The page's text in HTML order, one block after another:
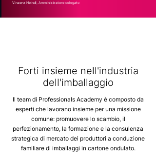
Vinzenz Heindl, Amministratore delegato
Forti insieme nell'industria
dell'imballaggio
Il team di Professionals Academy è composto da
esperti che lavorano insieme per una missione
comune: promuovere lo scambio, il
perfezionamento, la formazione e la consulenza
strategica di mercato dei produttori a conduzione
familiare di imballaggi in cartone ondulato.